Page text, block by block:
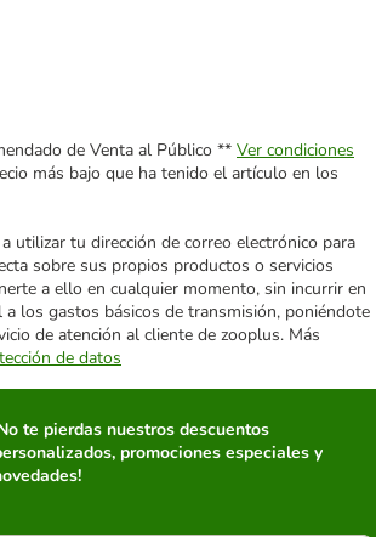
de Venta al Público ** Ver condiciones
más bajo que ha tenido el artículo en los
utilizar tu dirección de correo electrónico para
sobre sus propios productos o servicios
a ello en cualquier momento, sin incurrir en
a los gastos básicos de transmisión, poniéndote
de atención al cliente de zooplus. Más
de datos
te pierdas nuestros descuentos
promociones especiales y